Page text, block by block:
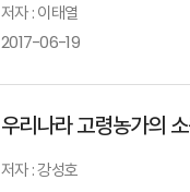
저자 : 이태열
2017-06-19
우리나라 고령농가의
저자 : 강성호